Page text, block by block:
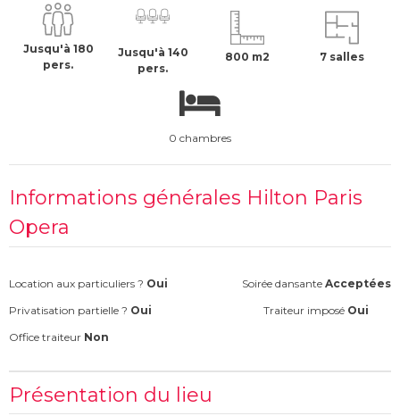
Jusqu'à 180
pers.
Jusqu'à 140
pers.
800 m2 7 salles
0 chambres
Informations générales Hilton Paris
Opera
Location aux particuliers ? Oui Soirée dansante Acceptées
Privatisation partielle ? Oui Traiteur imposé Oui
Office traiteur Non
Présentation du lieu